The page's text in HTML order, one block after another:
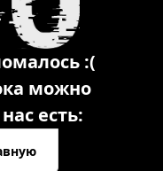
:(
можно
есть: